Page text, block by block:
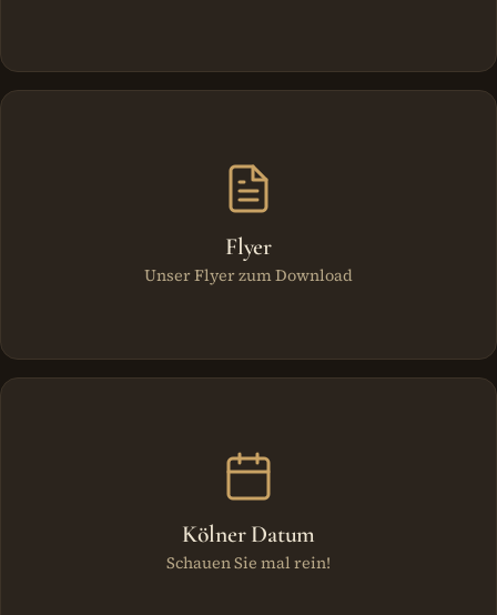
Flyer
Unser Flyer zum Download
Kölner Datum
Schauen Sie mal rein!